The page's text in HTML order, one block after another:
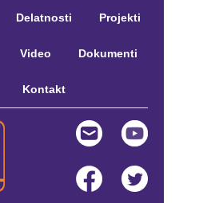
Delatnosti Projekti
Video Dokumenti
Kontakt